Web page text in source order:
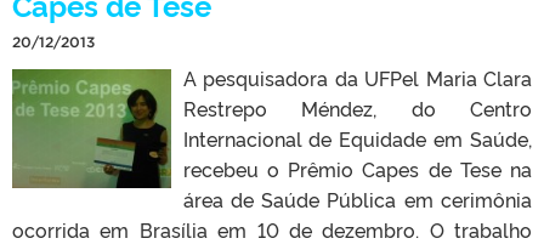
20/12/2013
A pesquisadora da UFPel Maria Clara
Restrepo Méndez, do Centro
Internacional de Equidade em Saúde,
recebeu o Prêmio Capes de Tese na
área de Saúde Pública em cerimônia
ocorrida em Brasília em 10 de dezembro. O trabalho